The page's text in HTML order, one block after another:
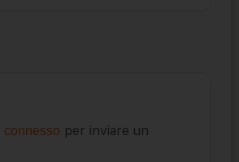
connesso per inviare un